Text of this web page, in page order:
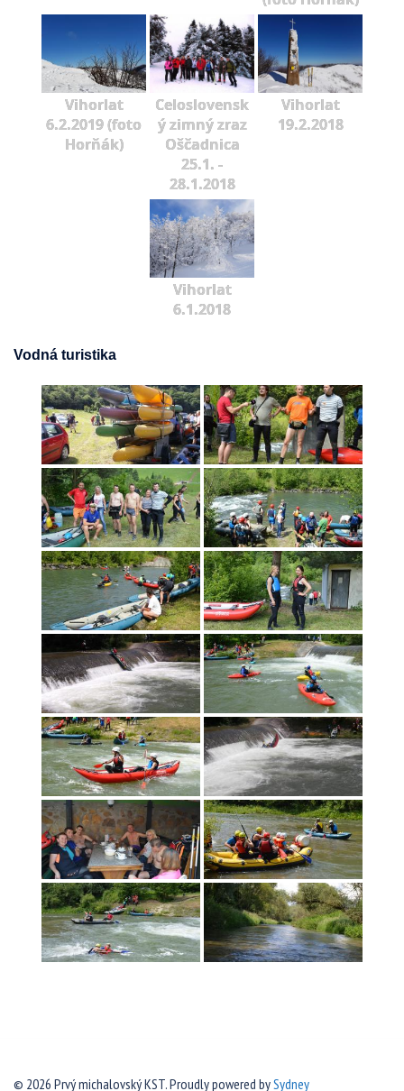
Vihorlat
6.2.2019 (foto
Horňák)
Celoslovensk
ý zimný zraz
Oščadnica
25.1. -
28.1.2018
Vihorlat
19.2.2018
Vihorlat
6.1.2018
Vodná turistika
© 2026 Prvý michalovský KST. Proudly powered bySydney